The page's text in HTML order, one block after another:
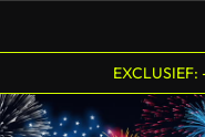
EXCLUSIEF: